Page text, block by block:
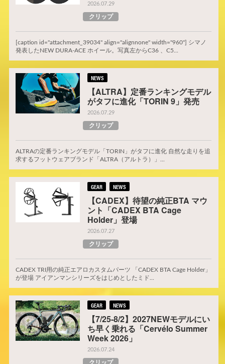
2026.07.29
クリップ
[caption id="attachment_39034" align="alignnone" width="960"] シマノ
発表したNEW DURA-ACE ホイール。写真左からC36 、C5...
NEWS
【ALTRA】定番ランキングモデル
がタフに進化「TORIN 9」発売
2026.07.29
クリップ
ALTRAの定番ランキングモデル「TORIN」がタフに進化 自然な走りを追
求するフットウェアブランド「ALTRA（アルトラ）」...
GEAR NEWS
【CADEX】待望の純正BTA マウ
ント「CADEX BTA Cage
Holder」登場
2026.07.27
クリップ
CADEX TRI用の純正エアロカスタムパーツ 「CADEX BTA Cage Holder」
が登場 アイアンマンシリーズをはじめとしたミド...
GEAR NEWS
【7/25-8/2】2027NEWモデルにい
ち早く乗れる「Cervélo Summer
Week 2026」
2026.07.24
クリップ